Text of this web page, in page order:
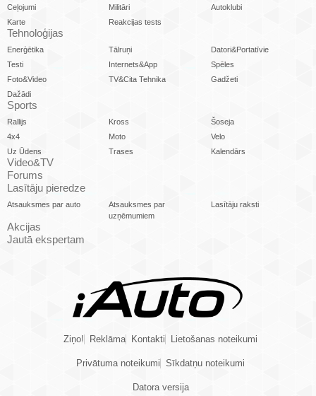
Ceļojumi
Militāri
Autoklubi
Karte
Reakcijas tests
Tehnoloģijas
Enerģētika Tālruņi
Datori&Portatīvie
Testi
Internets&App
Spēles
Foto&Video
TV&Cita Tehnika
Gadžeti
Dažādi
Sports
Rallijs Kross
Šoseja
4x4
Moto
Velo
Uz Ūdens
Trases Kalendārs
Video&TV
Forums
Lasītāju pieredze
Atsauksmes par auto
Atsauksmes par
uzņēmumiem
Lasītāju raksti
Akcijas
Jautā ekspertam
Ziņo! Reklāma Kontakti Lietošanas noteikumi
Privātuma noteikumi Sīkdatņu noteikumi
Datora versija